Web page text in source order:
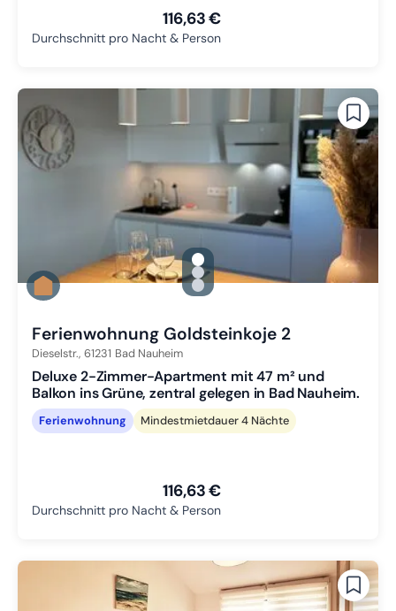
116,63 €
Durchschnitt pro Nacht & Person
gallery.slide_selector
Zu Slide 1 wechseln
Zu Slide 2 wechseln
Zu Slide 3 wechseln
Ferienwohnung Goldsteinkoje 2
Dieselstr., 61231 Bad Nauheim
Deluxe 2-Zimmer-Apartment mit 47 m² und
Balkon ins Grüne, zentral gelegen in Bad Nauheim.
Ferienwohnung Mindestmietdauer 4 Nächte
116,63 €
Durchschnitt pro Nacht & Person